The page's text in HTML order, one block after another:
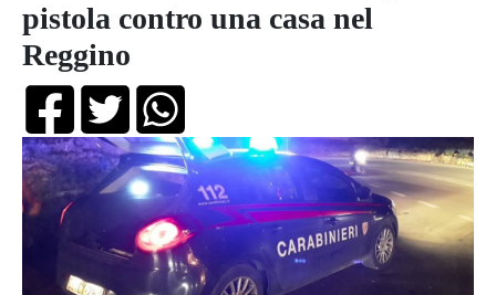
pistola contro una casa nel
Reggino